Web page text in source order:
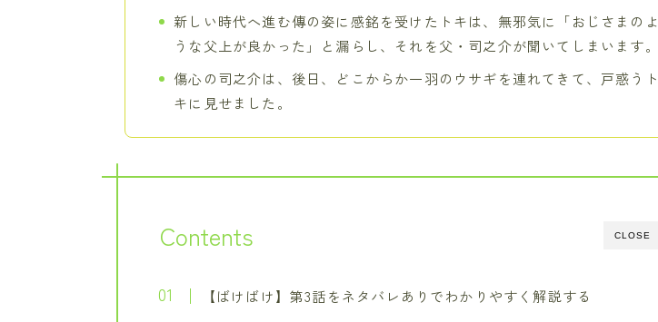
新しい時代へ進む傳の姿に感銘を受けたトキは、無邪気に「おじさまのよ
うな父上が良かった」と漏らし、それを父・司之介が聞いてしまいます。
傷心の司之介は、後日、どこからか一羽のウサギを連れてきて、戸惑うト
キに見せました。
CLOSE
Contents
【ばけばけ】第3話をネタバレありでわかりやすく解説する